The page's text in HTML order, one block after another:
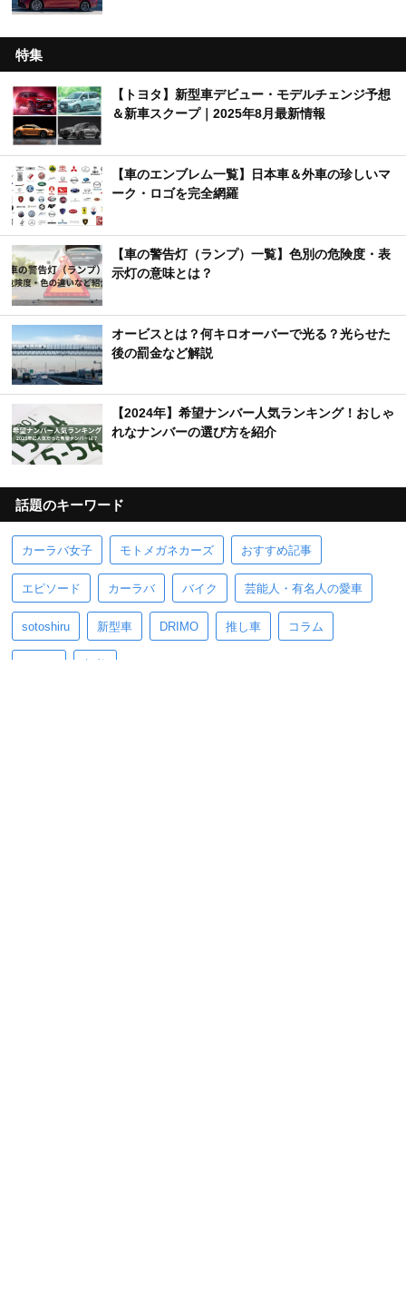
特集
【トヨタ】新型車デビュー・モデルチェンジ予想
＆新車スクープ｜2025年8月最新情報
【車のエンブレム一覧】日本車＆外車の珍しいマ
ーク・ロゴを完全網羅
【車の警告灯（ランプ）一覧】色別の危険度・表
示灯の意味とは？
オービスとは？何キロオーバーで光る？光らせた
後の罰金など解説
【2024年】希望ナンバー人気ランキング！おしゃ
れなナンバーの選び方を紹介
話題のキーワード
カーラバ女子 モトメガネカーズ おすすめ記事
エピソード カーラバ バイク 芸能人・有名人の愛車
sotoshiru 新型車 DRIMO 推し車 コラム